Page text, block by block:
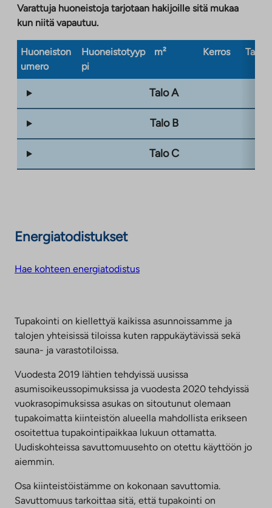
Varattuja huoneistoja tarjotaan hakijoille sitä mukaa
kun niitä vapautuu.
Huoneiston
umero
Huoneistotyyp
pi
m² Kerros
Talo A
Talo B
Talo C
Energiatodistukset
Hae kohteen energiatodistus
Tupakointi on kiellettyä kaikissa asunnoissamme ja
talojen yhteisissä tiloissa kuten rappukäytävissä sekä
sauna- ja varastotiloissa.
Vuodesta 2019 lähtien tehdyissä uusissa
asumisoikeussopimuksissa ja vuodesta 2020 tehdyissä
vuokrasopimuksissa asukas on sitoutunut olemaan
tupakoimatta kiinteistön alueella mahdollista erikseen
osoitettua tupakointipaikkaa lukuun ottamatta.
Uudiskohteissa savuttomuusehto on otettu käyttöön jo
aiemmin.
Osa kiinteistöistämme on kokonaan savuttomia.
Savuttomuus tarkoittaa sitä, että tupakointi on